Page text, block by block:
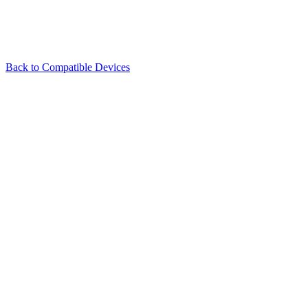
Back to Compatible Devices